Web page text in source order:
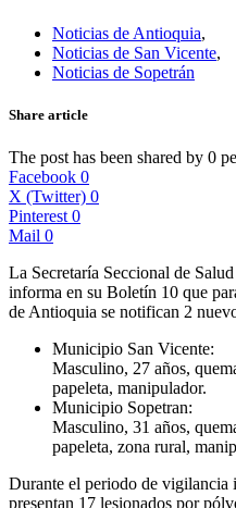
Noticias de Antioquia,
Noticias de San Vicente,
Noticias de Sopetrán
Share article
The post has been shared by 0
Facebook 0
X (Twitter) 0
Pinterest 0
Mail 0
La Secretaría Seccional de
informa en su Boletín 10 que
de Antioquia se notifican 2
Municipio San Vicente:
Masculino, 27 años,
papeleta, manipulador.
Municipio Sopetran:
Masculino, 31 años,
papeleta, zona rural,
Durante el periodo de vigilancia
presentan 17 lesionados por